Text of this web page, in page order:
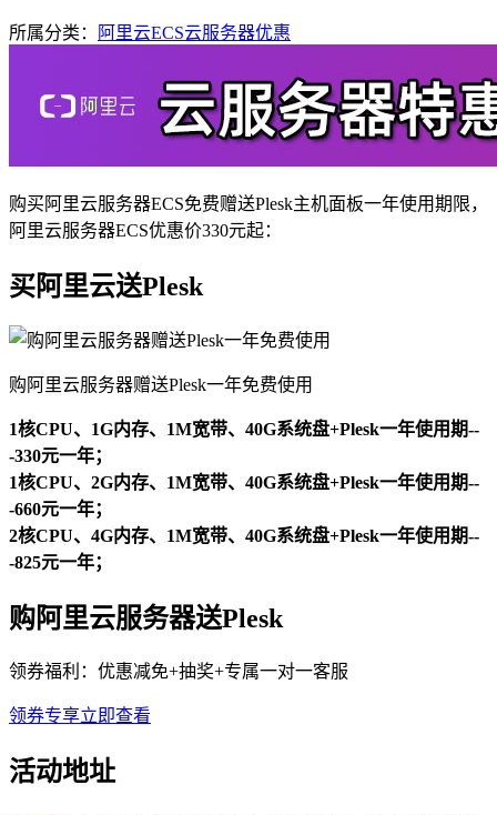
所属分类： 阿里云ECS云服务器优惠
购买阿里云服务器ECS免费赠送Plesk主机面板一年使用期限，
阿里云服务器ECS优惠价330元起：
买阿里云送Plesk
购阿里云服务器赠送Plesk一年免费使用
1核CPU、1G内存、1M宽带、40G系统盘+Plesk一年使用期--
-330元一年；
1核CPU、2G内存、1M宽带、40G系统盘+Plesk一年使用期--
-660元一年；
2核CPU、4G内存、1M宽带、40G系统盘+Plesk一年使用期--
-825元一年；
购阿里云服务器送Plesk
领券福利：优惠减免+抽奖+专属一对一客服
领券专享立即查看
活动地址